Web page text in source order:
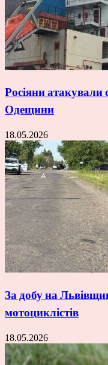
Росіяни
Одещини
18.05.2026
За добу на
мотоциклістів
18.05.2026